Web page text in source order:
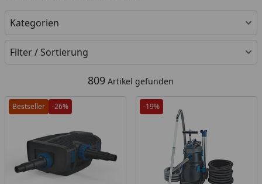
Kategorien
Filter / Sortierung
809 Artikel gefunden
Bestseller -26% -19%